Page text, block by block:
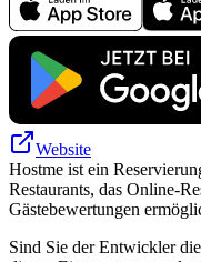
Website
Hostme ist ein
Restaurants, das Online-
Gästebewertungen
Sind Sie der Entwickler